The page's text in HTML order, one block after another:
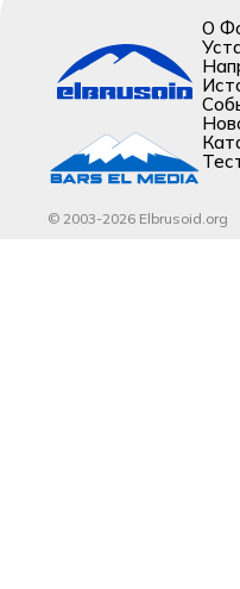
О
© 2003-2026 Elbrusoid.org